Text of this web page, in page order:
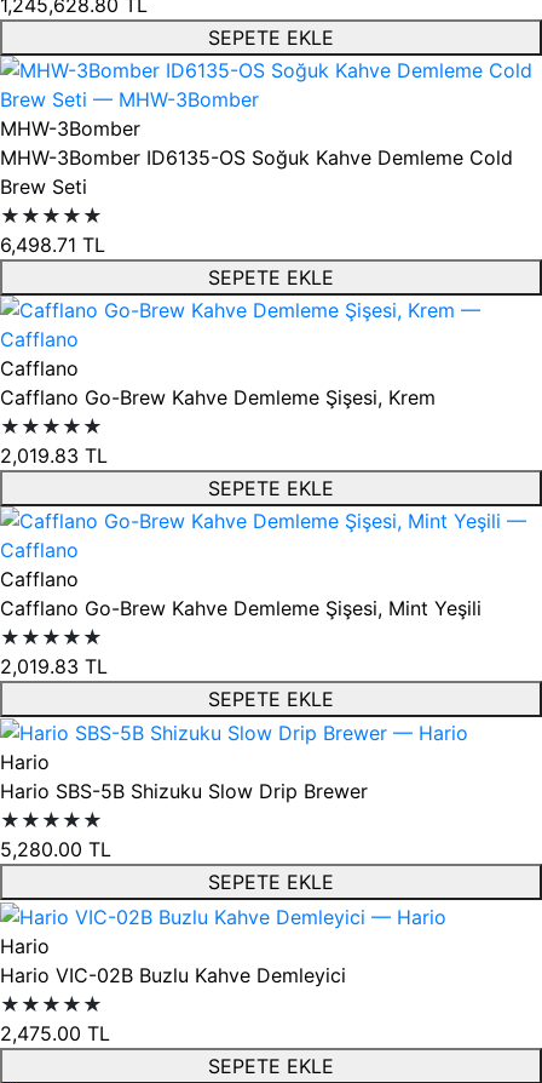
SEPETE EKLE
MHW-3Bomber
MHW-3Bomber ID6135-OS Soğuk Kahve Demleme Cold
Brew Seti
★★★★★
6,498.71 TL
SEPETE EKLE
Cafflano
Cafflano Go-Brew Kahve Demleme Şişesi, Krem
★★★★★
2,019.83 TL
SEPETE EKLE
Cafflano
Cafflano Go-Brew Kahve Demleme Şişesi, Mint Yeşili
★★★★★
2,019.83 TL
SEPETE EKLE
Hario
Hario SBS-5B Shizuku Slow Drip Brewer
★★★★★
5,280.00 TL
SEPETE EKLE
Hario
Hario VIC-02B Buzlu Kahve Demleyici
★★★★★
2,475.00 TL
SEPETE EKLE